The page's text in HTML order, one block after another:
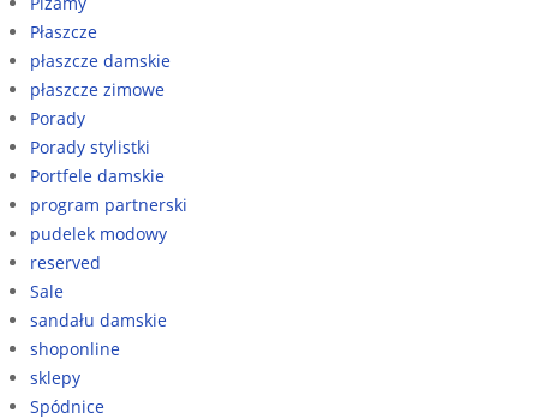
Płaszcze
płaszcze damskie
płaszcze zimowe
Porady
Porady stylistki
Portfele damskie
program partnerski
pudelek modowy
reserved
Sale
sandału damskie
shoponline
sklepy
Spódnice